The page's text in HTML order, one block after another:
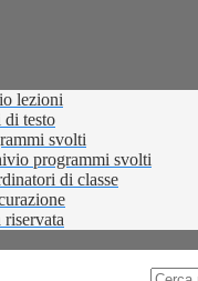
lezioni
testo
svolti
programmi svolti
di classe
riservata